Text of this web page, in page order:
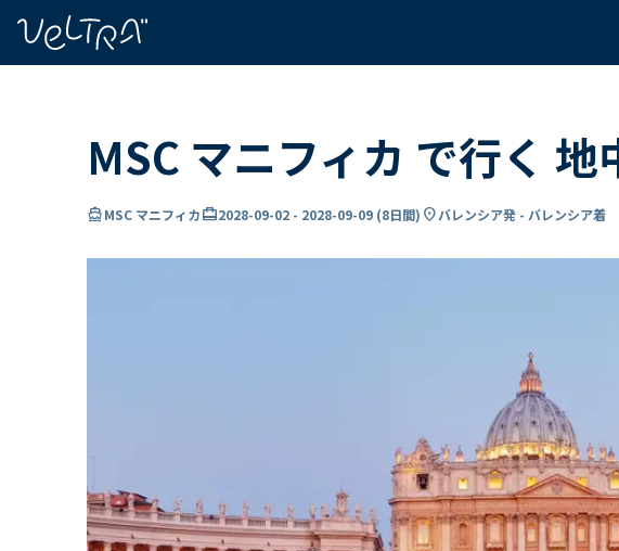
MSC マニフィカ で行く
directions_boatMSC マニフィカcard_travel2028-09-02 - 2028-09-09 (8日間) location_onバレンシア発 - バレンシア着